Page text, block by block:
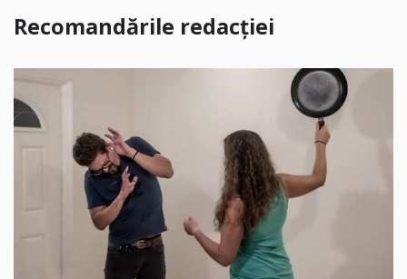
Recomandările redacției